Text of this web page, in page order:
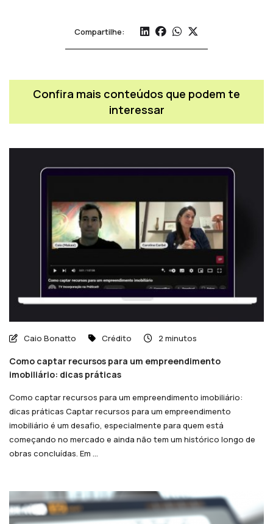
Compartilhe:
Confira mais conteúdos que podem te
interessar
Caio Bonatto Crédito 2 minutos
Como captar recursos para um empreendimento
imobiliário: dicas práticas
Como captar recursos para um empreendimento imobiliário:
dicas práticas Captar recursos para um empreendimento
imobiliário é um desafio, especialmente para quem está
começando no mercado e ainda não tem um histórico longo de
obras concluídas. Em ...